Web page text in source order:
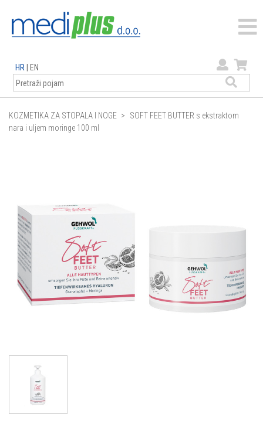
HR EN
KOZMETIKA ZA STOPALA I NOGE
SOFT FEET BUTTER s ekstraktom
nara i uljem moringe 100 ml